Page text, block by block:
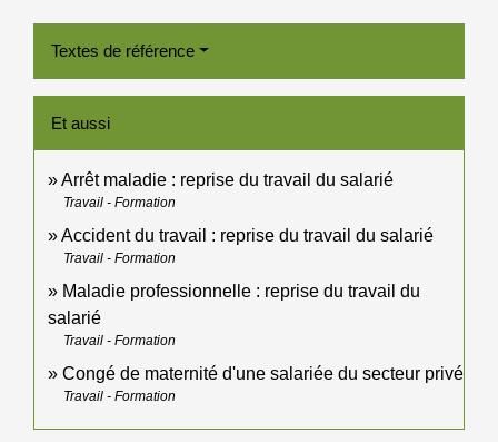
Textes de référence
Et aussi
Arrêt maladie : reprise du travail du salarié
Travail - Formation
Accident du travail : reprise du travail du salarié
Travail - Formation
Maladie professionnelle : reprise du travail du
salarié
Travail - Formation
Congé de maternité d'une salariée du secteur privé
Travail - Formation